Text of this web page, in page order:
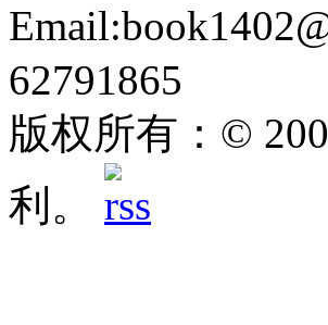
62791865
版权所有：©
利。